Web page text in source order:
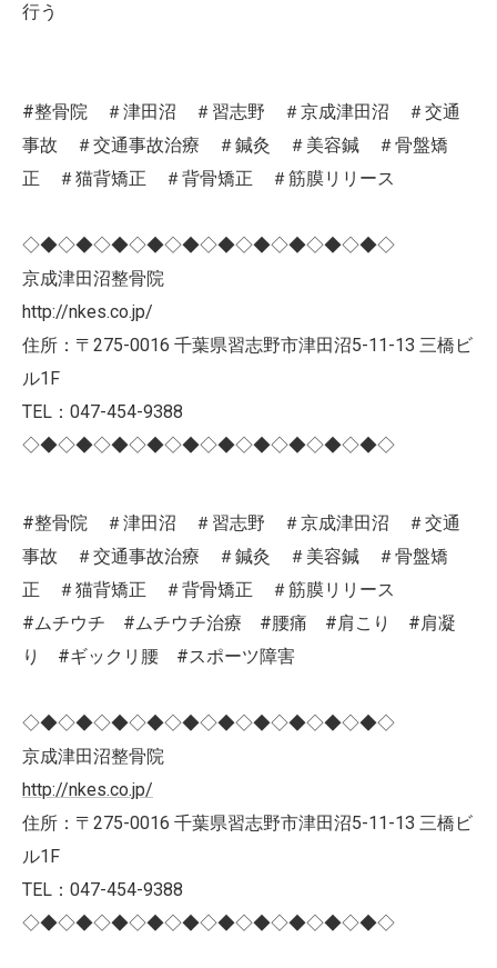
行う
#整骨院 ＃津田沼 ＃習志野 ＃京成津田沼 ＃交通
事故 ＃交通事故治療 ＃鍼灸 ＃美容鍼 ＃骨盤矯
正 ＃猫背矯正 ＃背骨矯正 ＃筋膜リリース
◇◆◇◆◇◆◇◆◇◆◇◆◇◆◇◆◇◆◇◆◇
京成津田沼整骨院
http://nkes.co.jp/
住所：〒275-0016 千葉県習志野市津田沼5-11-13 三橋ビ
ル1F
TEL：047-454-9388
◇◆◇◆◇◆◇◆◇◆◇◆◇◆◇◆◇◆◇◆◇
#整骨院 ＃津田沼 ＃習志野 ＃京成津田沼 ＃交通
事故 ＃交通事故治療 ＃鍼灸 ＃美容鍼 ＃骨盤矯
正 ＃猫背矯正 ＃背骨矯正 ＃筋膜リリース
#ムチウチ #ムチウチ治療 #腰痛 #肩こり #肩凝
り #ギックリ腰 #スポーツ障害
◇◆◇◆◇◆◇◆◇◆◇◆◇◆◇◆◇◆◇◆◇
京成津田沼整骨院
http://nkes.co.jp/
住所：〒275-0016 千葉県習志野市津田沼5-11-13 三橋ビ
ル1F
TEL：047-454-9388
◇◆◇◆◇◆◇◆◇◆◇◆◇◆◇◆◇◆◇◆◇